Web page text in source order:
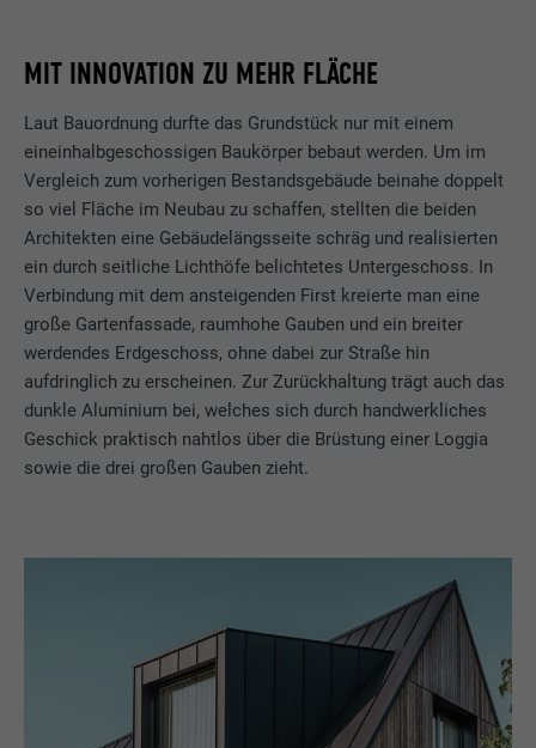
MIT INNOVATION ZU MEHR FLÄCHE
Laut Bauordnung durfte das Grundstück nur mit einem
eineinhalbgeschossigen Baukörper bebaut werden. Um im
Vergleich zum vorherigen Bestandsgebäude beinahe doppelt
so viel Fläche im Neubau zu schaffen, stellten die beiden
Architekten eine Gebäudelängsseite schräg und realisierten
ein durch seitliche Lichthöfe belichtetes Untergeschoss. In
Verbindung mit dem ansteigenden First kreierte man eine
große Gartenfassade, raumhohe Gauben und ein breiter
werdendes Erdgeschoss, ohne dabei zur Straße hin
aufdringlich zu erscheinen. Zur Zurückhaltung trägt auch das
dunkle Aluminium bei, welches sich durch handwerkliches
Geschick praktisch nahtlos über die Brüstung einer Loggia
sowie die drei großen Gauben zieht.